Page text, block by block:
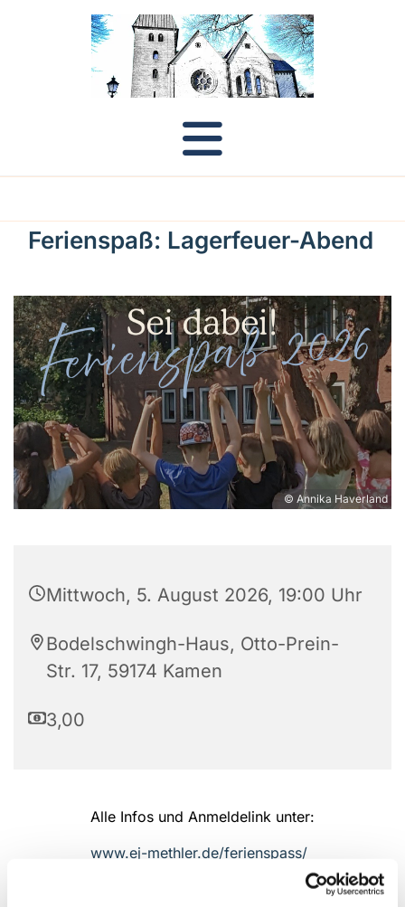
Ferienspaß: Lagerfeuer-Abend
© Annika Haverland
Mittwoch, 5. August 2026, 19:00 Uhr
Bodelschwingh-Haus, Otto-Prein-
Str. 17, 59174 Kamen
3,00
Alle Infos und Anmeldelink unter:
www.ej-methler.de/ferienspass/